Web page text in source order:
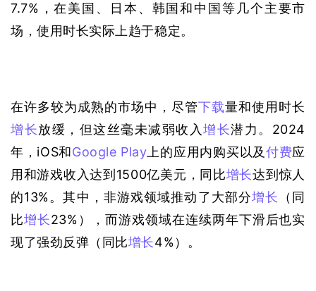
7.7%，在美国、日本、韩国和中国等几个主要市
场，使用时长实际上趋于稳定。
在许多较为成熟的市场中，尽管下载量和使用时长
增长放缓，但这丝毫未减弱收入增长潜力。2024
年，iOS和Google Play上的应用内购买以及付费应
用和游戏收入达到1500亿美元，同比增长达到惊人
的13%。其中，非游戏领域推动了大部分增长
（同
比增长23%），而游戏领域在连续两年下滑后也实
现了强劲反弹（同比增长4%）。